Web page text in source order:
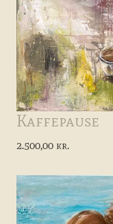
Kaffepause
2.500,00 kr.